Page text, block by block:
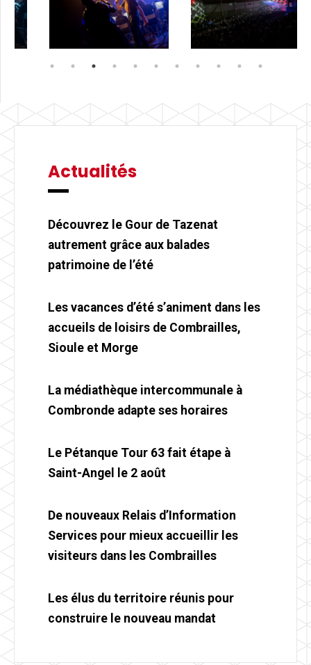
Actualités
Découvrez le Gour de Tazenat
autrement grâce aux balades
patrimoine de l’été
Les vacances d’été s’animent dans les
accueils de loisirs de Combrailles,
Sioule et Morge
La médiathèque intercommunale à
Combronde adapte ses horaires
Le Pétanque Tour 63 fait étape à
Saint-Angel le 2 août
De nouveaux Relais d’Information
Services pour mieux accueillir les
visiteurs dans les Combrailles
Les élus du territoire réunis pour
construire le nouveau mandat